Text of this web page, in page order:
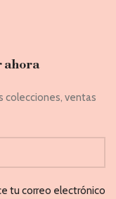
ahora
colecciones, ventas
tu correo electrónico